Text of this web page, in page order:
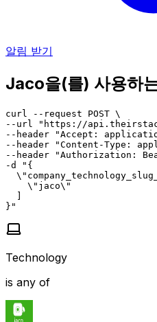
알림 받기
Jaco을(를) 사용하
curl --request POST \
--url "https://
--header "Accept:
--header "Content-Type:
--header "Authorization:
-d "{
    \"jaco\"
  ]
}"
Technology
is any of